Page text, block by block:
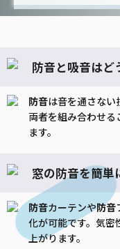
防音と吸音はど
防音は音を通さない
両者を組み合わせる
ます。
窓の防音を簡単
防音カーテンや防音
化が可能です。気密
上がります。